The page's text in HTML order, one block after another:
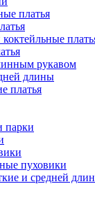
платья
рукавом
длины
платья
парки
пуховики
и средней